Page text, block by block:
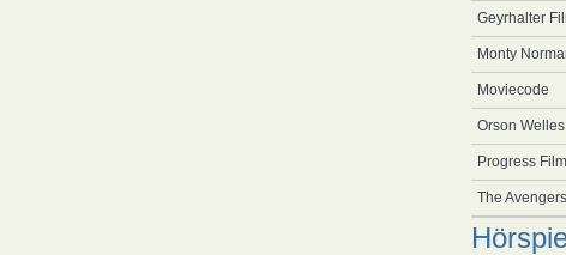
Geyrhalter
Monty
Moviecode
Orson Welles
Progress
The Avengers